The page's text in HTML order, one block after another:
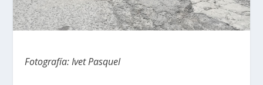
Fotografía: Ivet Pasquel